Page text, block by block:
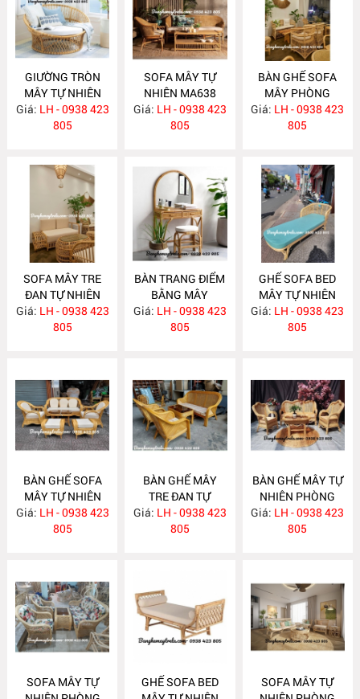
GIƯỜNG TRÒN
MÂY TỰ NHIÊN
MA652
Giá: LH - 0938 423
805
SOFA MÂY TỰ
NHIÊN MA638
Giá: LH - 0938 423
805
BÀN GHẾ SOFA
MÂY PHÒNG
KHÁCH HIỆN ĐẠI
MA637
Giá: LH - 0938 423
805
SOFA MÂY TRE
ĐAN TỰ NHIÊN
MA636
Giá: LH - 0938 423
805
BÀN TRANG ĐIỂM
BẰNG MÂY
MA635
Giá: LH - 0938 423
805
GHẾ SOFA BED
MÂY TỰ NHIÊN
MA625
Giá: LH - 0938 423
805
BÀN GHẾ SOFA
MÂY TỰ NHIÊN
PHÒNG KHÁCH
MA624
Giá: LH - 0938 423
805
BÀN GHẾ MÂY
TRE ĐAN TỰ
NHIÊN MA622
Giá: LH - 0938 423
805
BÀN GHẾ MÂY TỰ
NHIÊN PHÒNG
KHÁCH LƯỚI MẮT
CÁO MA621
Giá: LH - 0938 423
805
SOFA MÂY TỰ
GHẾ SOFA BED
SOFA MÂY TỰ